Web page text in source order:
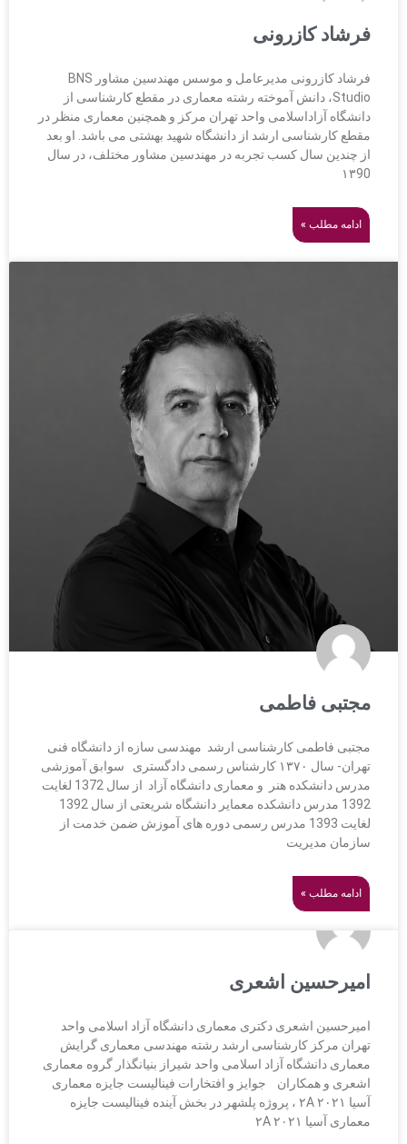
فرشاد کازرونی
فرشاد کازرونی مدیرعامل و موسس مهندسین مشاور BNS
Studio، دانش آموخته رشته معماری در مقطع کارشناسی از
دانشگاه آزاداسلامی واحد تهران مرکز و همچنین معماری منظر در
مقطع کارشناسی ارشد از دانشگاه شهید بهشتی می باشد. او بعد
از چندین سال کسب تجربه در مهندسین مشاور مختلف، در سال
۱۳90
ادامه مطلب »
مجتبی فاطمی
مجتبی فاطمی کارشناسی ارشد مهندسی سازه از دانشگاه فنی
تهران- سال ۱۳۷۰ کارشناس رسمی دادگستری سوابق آموزشی
مدرس دانشکده هنر و معماری دانشگاه آزاد از سال 1372 لغایت
1392 مدرس دانشکده معمایر دانشگاه شریعتی از سال 1392
لغایت 1393 مدرس رسمی دوره های آموزش ضمن خدمت از
سازمان مدیریت
ادامه مطلب »
امیرحسین اشعری
امیرحسین اشعری دکتری معماری دانشگاه آزاد اسلامی واحد
تهران مرکز کارشناسی ارشد رشته مهندسی معماری گرایش
معماری دانشگاه آزاد اسلامی واحد شیراز بنیانگذار گروه معماری
اشعری و همکاران جوایز و افتخارات فینالیست جایزه معماری
آسیا ۲A ۲۰۲۱ ، پروژه پلشهر در بخش آینده فینالیست جایزه
معماری آسیا ۲A ۲۰۲۱